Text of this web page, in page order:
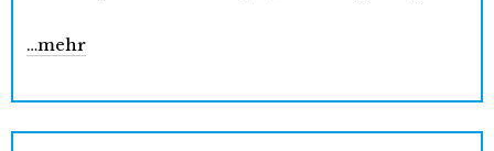
…mehr